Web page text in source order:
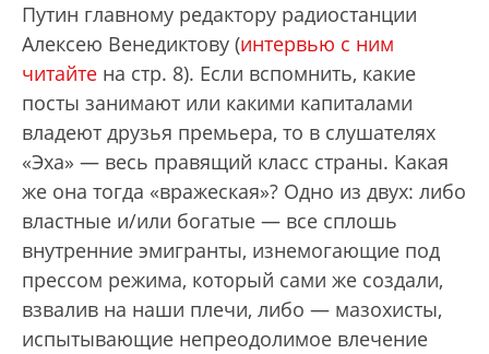
Путин главному редактору радиостанции
Алексею Венедиктову (интервью с ним
читайте на стр. 8). Если вспомнить, какие
посты занимают или какими капиталами
владеют друзья премьера, то в слушателях
«Эха» — весь правящий класс страны. Какая
же она тогда «вражеская»? Одно из двух: либо
властные и/или богатые — все сплошь
внутренние эмигранты, изнемогающие под
прессом режима, который сами же создали,
взвалив на наши плечи, либо — мазохисты,
испытывающие непреодолимое влечение